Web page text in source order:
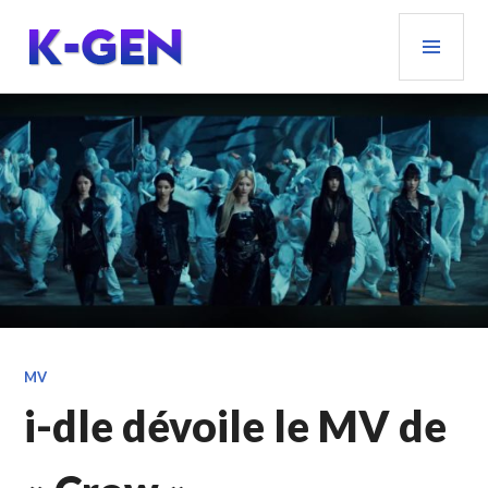
contenu
principal
K-GEN
MV
i-dle dévoile le MV de